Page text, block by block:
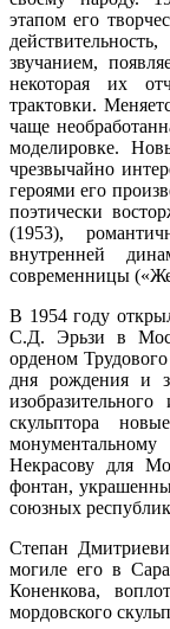
этапом его
звучанием,
некоторая их
трактовки.
чаще
моделировке.
чрезвычайно
героями его
поэтически
(1953),
внутренней
современницы
В 1954 году
С.Д. Эрьзи в
орденом
дня рождения и
скульптора
Некрасову для
фонтан,
союзных
Степан
могиле его в
Коненкова,
мордовского